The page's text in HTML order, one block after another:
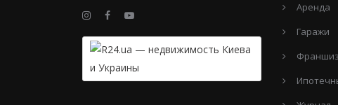
Аренда
Гаражи